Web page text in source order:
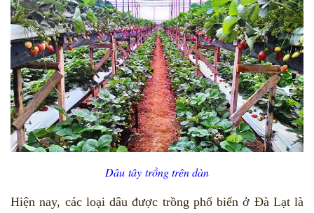
Dâu tây trồng trên dàn
Hiện nay, các loại dâu được trồng phổ biến ở Đà Lạt là